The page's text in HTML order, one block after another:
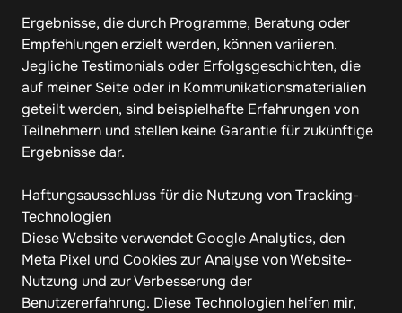
Ergebnisse, die durch Programme, Beratung oder
Empfehlungen erzielt werden, können variieren.
Jegliche Testimonials oder Erfolgsgeschichten, die
auf meiner Seite oder in Kommunikationsmaterialien
geteilt werden, sind beispielhafte Erfahrungen von
Teilnehmern und stellen keine Garantie für zukünftige
Ergebnisse dar.
Haftungsausschluss für die Nutzung von Tracking-
Technologien
Diese Website verwendet Google Analytics, den
Meta Pixel und Cookies zur Analyse von Website-
Nutzung und zur Verbesserung der
Benutzererfahrung. Diese Technologien helfen mir,